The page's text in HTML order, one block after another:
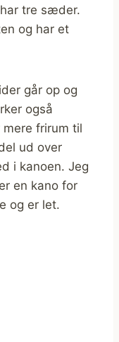
tre sæder.
og har et
går op og
også
frirum til
ud over
i kanoen. Jeg
en kano for
og er let.